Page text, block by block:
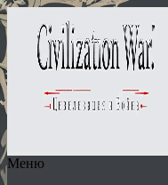
Меню